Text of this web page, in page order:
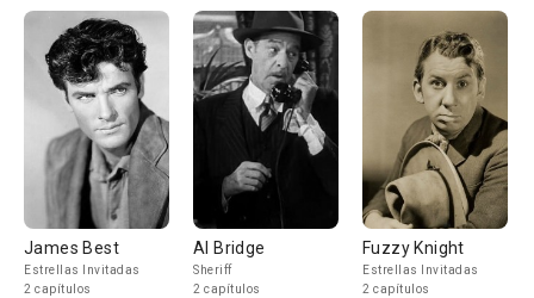
James Best
Estrellas Invitadas
2 capítulos
Al Bridge
Sheriff
2 capítulos
Fuzzy Knight
Estrellas Invitadas
2 capítulos